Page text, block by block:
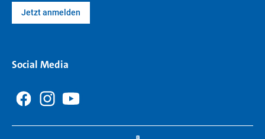
Jetzt anmelden
Social Media